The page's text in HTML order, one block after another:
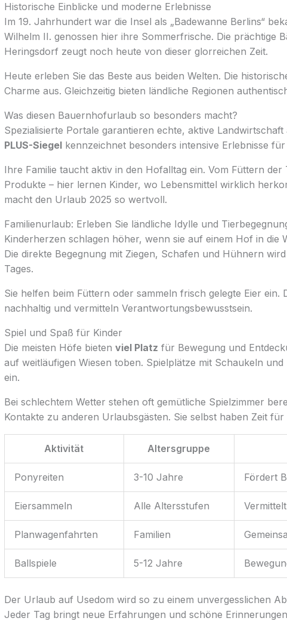
Historische Einblicke und moderne Erlebnisse
Im 19. Jahrhundert war die Insel als „Badewanne Berlins“
Wilhelm II. genossen hier ihre Sommerfrische. Die prächtige
Heringsdorf zeugt noch heute von dieser glorreichen Zeit.
Heute erleben Sie das Beste aus beiden Welten. Die
Charme aus. Gleichzeitig bieten ländliche Regionen
Was diesen Bauernhofurlaub so besonders macht?
Spezialisierte Portale garantieren echte, aktive
PLUS-Siegelkennzeichnet besonders intensive Erlebnisse für
Ihre Familie taucht aktiv in den Hofalltag ein. Vom Füttern
Produkte – hier lernen Kinder, wo Lebensmittel wirklich
macht den Urlaub 2025 so wertvoll.
Familienurlaub: Erleben Sie ländliche Idylle und
Kinderherzen schlagen höher, wenn sie auf einem Hof in die
Die direkte Begegnung mit Ziegen, Schafen und Hühnern
Tages.
Sie helfen beim Füttern oder sammeln frisch gelegte Eier ein.
nachhaltig und vermitteln Verantwortungsbewusstsein.
Spiel und Spaß für Kinder
Die meisten Höfe bieten viel Platz für Bewegung und
auf weitläufigen Wiesen toben. Spielplätze mit Schaukeln
ein.
Bei schlechtem Wetter stehen oft gemütliche Spielzimmer
Kontakte zu anderen Urlaubsgästen. Sie selbst haben Zeit
Aktivität Altersgruppe
Ponyreiten 3-10 Jahre Fördert
Eiersammeln Alle Altersstufen
Planwagenfahrten Familien
Ballspiele 5-12 Jahre
Der Urlaub auf Usedom wird so zu einem unvergesslichen
Jeder Tag bringt neue Erfahrungen und schöne